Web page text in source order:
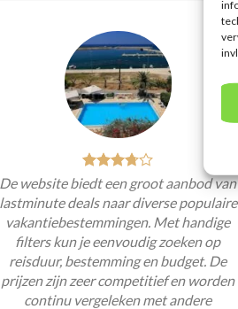
De website biedt een groot aanbod van
lastminute deals naar diverse populaire
vakantiebestemmingen. Met handige
filters kun je eenvoudig zoeken op
reisduur, bestemming en budget. De
prijzen zijn zeer competitief en worden
continu vergeleken met andere